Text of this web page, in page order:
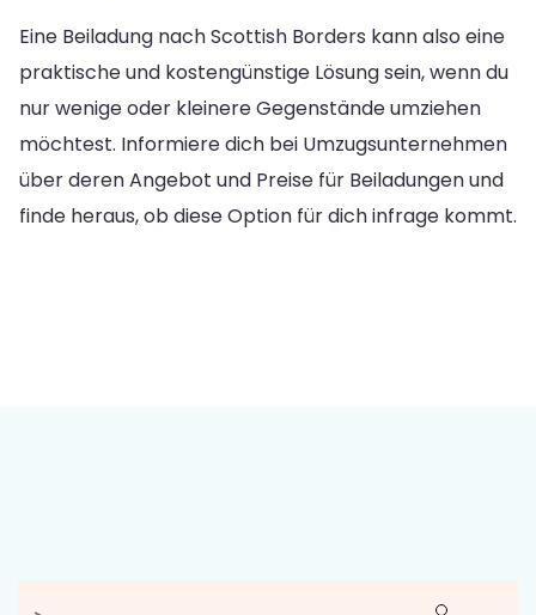
Eine Beiladung nach Scottish Borders kann also eine
praktische und kostengünstige Lösung sein, wenn du
nur wenige oder kleinere Gegenstände umziehen
möchtest. Informiere dich bei Umzugsunternehmen
über deren Angebot und Preise für Beiladungen und
finde heraus, ob diese Option für dich infrage kommt.